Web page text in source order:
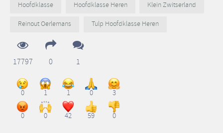
Hoofdklasse Hoofdklasse Heren
Klein Zwitserland
Reinout Oerlemans
Tulp Hoofdklasse Heren
17797 0 1
0 1 1 0 3
0 0 42 59 0